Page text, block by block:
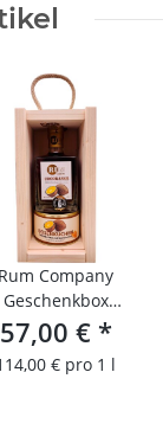
Rum Company
Geschenkbox
Cocorange 0,5 l +
Dosenkuchen
57,00 € *
€ pro 1 l